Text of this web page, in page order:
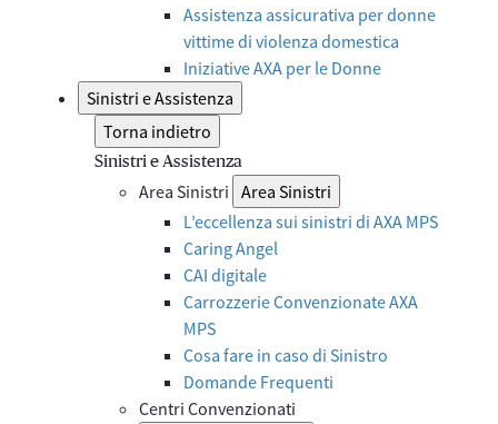
Assistenza assicurativa per donne
vittime di violenza domestica
Iniziative AXA per le Donne
Sinistri e Assistenza
Torna indietro
Sinistri e Assistenza
Area Sinistri Area Sinistri
L’eccellenza sui sinistri di AXA MPS
Caring Angel
CAI digitale
Carrozzerie Convenzionate AXA
MPS
Cosa fare in caso di Sinistro
Domande Frequenti
Centri Convenzionati